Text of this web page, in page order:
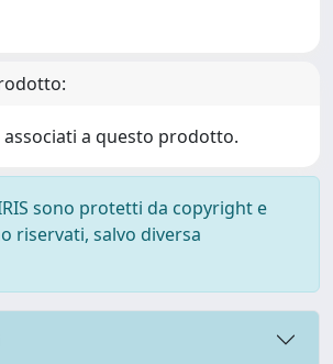
a questo prodotto.
sono protetti da copyright e
riservati, salvo diversa